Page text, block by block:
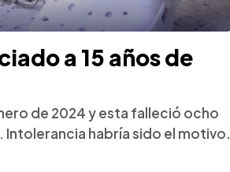
a 15 años de
de 2024 y esta falleció ocho
habría sido el motivo.